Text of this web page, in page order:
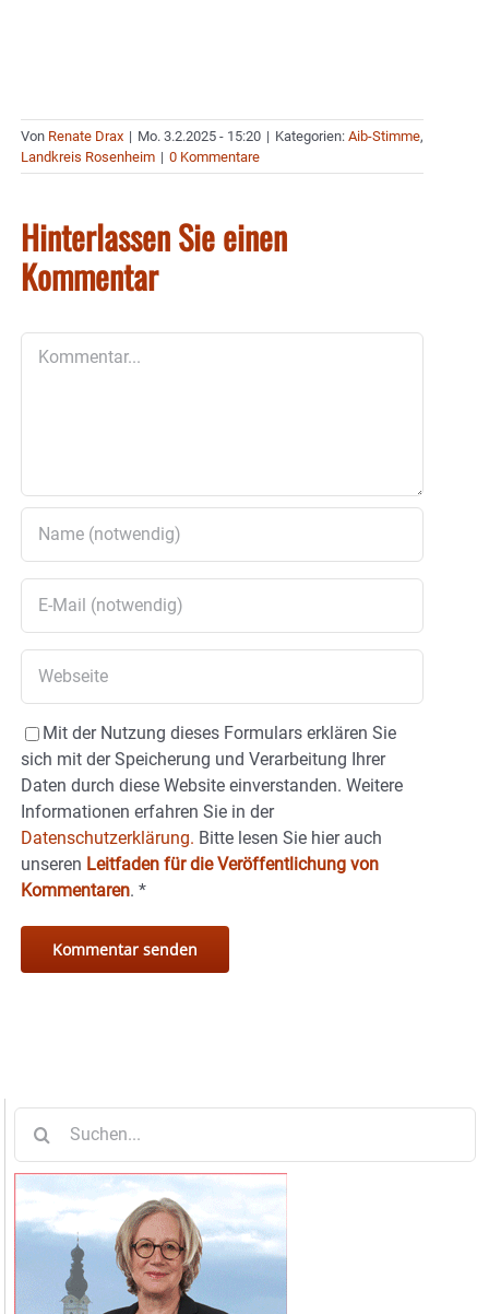
Von Renate Drax | Mo. 3.2.2025 - 15:20 | Kategorien: Aib-Stimme,
Landkreis Rosenheim | 0 Kommentare
Hinterlassen Sie einen
Kommentar
Mit der Nutzung dieses Formulars erklären Sie
sich mit der Speicherung und Verarbeitung Ihrer
Daten durch diese Website einverstanden. Weitere
Informationen erfahren Sie in der
Datenschutzerklärung. Bitte lesen Sie hier auch
unseren Leitfaden für die Veröffentlichung von
Kommentaren. *
nach: